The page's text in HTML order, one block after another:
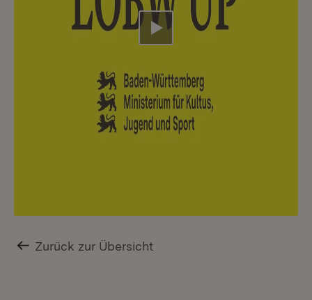
Video abspielen
Zurück zur Übersicht